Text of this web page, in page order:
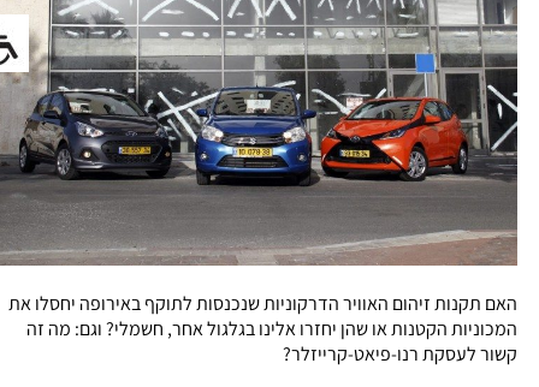
האם תקנות זיהום האוויר הדרקוניות שנכנסות לתוקף באירופה יחסלו את
המכוניות הקטנות או שהן יחזרו אלינו בגלגול אחר, חשמלי? וגם: מה זה
קשור לעסקת רנו-פיאט-קרייזלר?